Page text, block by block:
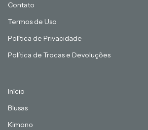
Contato
Termos de Uso
Política de Privacidade
Política de Trocas e Devoluções
Início
Blusas
Kimono